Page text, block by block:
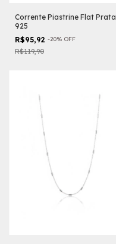
Corrente Piastrine Flat Prata
925
R$95,92 -20% OFF
R$119,90